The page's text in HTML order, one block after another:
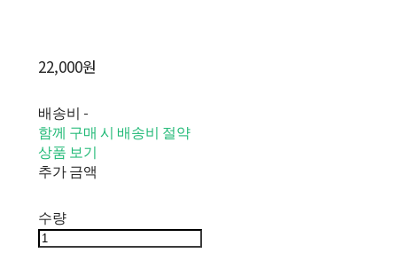
22,000원
배송비 -
함께 구매 시 배송비 절약
상품 보기
추가 금액
수량